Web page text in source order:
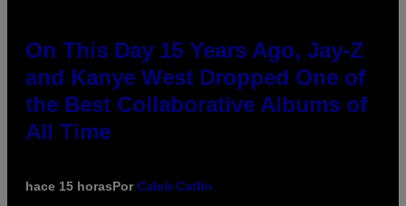
On This Day 15 Years Ago, Jay-Z
and Kanye West Dropped One of
the Best Collaborative Albums of
All Time
hace 15 horasPorCaleb Catlin